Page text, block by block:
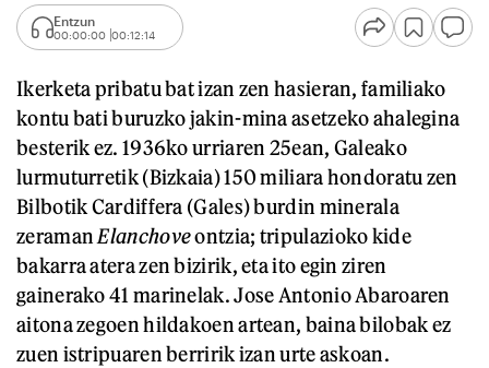
Entzun
00:00:00 00:12:14
Ikerketa pribatu bat izan zen hasieran, familiako
kontu bati buruzko jakin-mina asetzeko ahalegina
besterik ez. 1936ko urriaren 25ean, Galeako
lurmuturretik (Bizkaia) 150 miliara hondoratu zen
Bilbotik Cardiffera (Gales) burdin minerala
zeraman Elanchoveontzia; tripulazioko kide
bakarra atera zen bizirik, eta ito egin ziren
gainerako 41 marinelak. Jose Antonio Abaroaren
aitona zegoen hildakoen artean, baina bilobak ez
zuen istripuaren berririk izan urte askoan.